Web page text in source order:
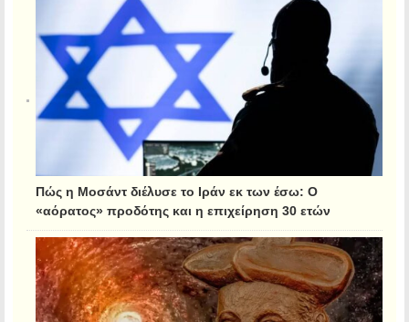
Πώς η Μοσάντ διέλυσε το Ιράν εκ των έσω: Ο
«αόρατος» προδότης και η επιχείρηση 30 ετών